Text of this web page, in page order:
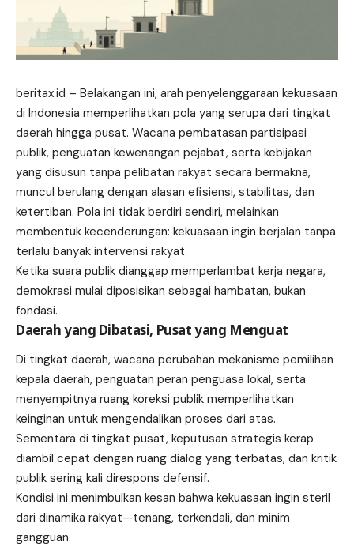
beritax.id – Belakangan ini, arah penyelenggaraan kekuasaan
di Indonesia memperlihatkan pola yang serupa dari tingkat
daerah hingga pusat. Wacana pembatasan partisipasi
publik, penguatan kewenangan pejabat, serta kebijakan
yang disusun tanpa pelibatan rakyat secara bermakna,
muncul berulang dengan alasan efisiensi, stabilitas, dan
ketertiban. Pola ini tidak berdiri sendiri, melainkan
membentuk kecenderungan: kekuasaan ingin berjalan tanpa
terlalu banyak intervensi rakyat.
Ketika suara publik dianggap memperlambat kerja negara,
demokrasi mulai diposisikan sebagai hambatan, bukan
fondasi.
Daerah yang Dibatasi, Pusat yang Menguat
Di tingkat daerah, wacana perubahan mekanisme pemilihan
kepala daerah, penguatan peran penguasa lokal, serta
menyempitnya ruang koreksi publik memperlihatkan
keinginan untuk mengendalikan proses dari atas.
Sementara di tingkat pusat, keputusan strategis kerap
diambil cepat dengan ruang dialog yang terbatas, dan kritik
publik sering kali direspons defensif.
Kondisi ini menimbulkan kesan bahwa kekuasaan ingin steril
dari dinamika rakyat—tenang, terkendali, dan minim
gangguan.